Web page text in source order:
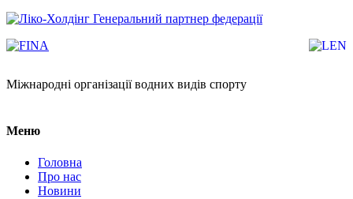
Генеральний партнер федерації
Міжнародні організації водних видів спорту
Меню
Головна
Про нас
Новини